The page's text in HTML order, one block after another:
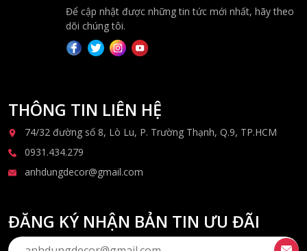
Để cập nhật được những tin tức mới nhất, hãy theo
dõi chúng tôi.
THÔNG TIN LIÊN HỆ
74/32 đường số 8, Lò Lu, P. Trường Thạnh, Q.9, TP.HCM
0931.434.279
anhdungdecor@gmail.com
ĐĂNG KÝ NHẬN BẢN TIN ƯU ĐÃI